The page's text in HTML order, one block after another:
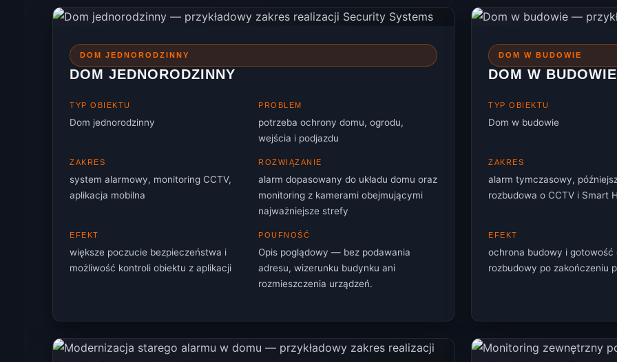
DOM JEDNORODZINNY
DOM JEDNORODZINNY
TYP OBIEKTU
Dom jednorodzinny
PROBLEM
potrzeba ochrony domu, ogrodu,
wejścia i podjazdu
ZAKRES
system alarmowy, monitoring CCTV,
aplikacja mobilna
ROZWIĄZANIE
alarm dopasowany do układu domu oraz
monitoring z kamerami obejmującymi
najważniejsze strefy
EFEKT
większe poczucie bezpieczeństwa i
możliwość kontroli obiektu z aplikacji
POUFNOŚĆ
Opis poglądowy — bez podawania
adresu, wizerunku budynku ani
rozmieszczenia urządzeń.
DOM W BUDOWIE
DOM W BUDOWIE
TYP OBIEKTU
Dom w budowie
ZAKRES
alarm tymczasowy,
rozbudowa o CCTV i Smart
EFEKT
ochrona budowy i gotowość
rozbudowy po zakończeniu